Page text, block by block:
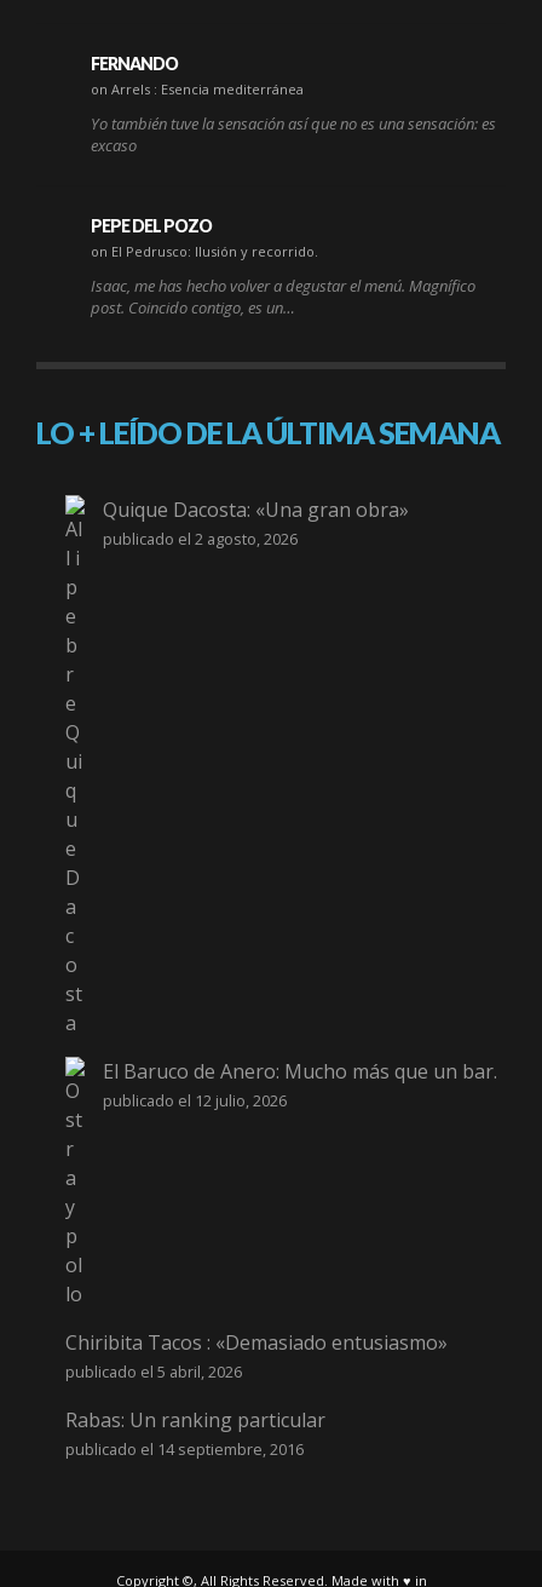
FERNANDO
on Arrels : Esencia mediterránea
Yo también tuve la sensación así que no es una sensación: es
excaso
PEPE DEL POZO
on El Pedrusco: Ilusión y recorrido.
Isaac, me has hecho volver a degustar el menú. Magnífico
post. Coincido contigo, es un…
LO + LEÍDO DE LA ÚLTIMA SEMANA
Quique Dacosta: «Una gran obra»
publicado el 2 agosto, 2026
El Baruco de Anero: Mucho más que un bar.
publicado el 12 julio, 2026
Chiribita Tacos : «Demasiado entusiasmo»
publicado el 5 abril, 2026
Rabas: Un ranking particular
publicado el 14 septiembre, 2016
Copyright ©, All Rights Reserved. Made with ♥ in